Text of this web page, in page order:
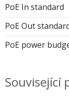
PoE In standard
PoE Out
PoE power
Související